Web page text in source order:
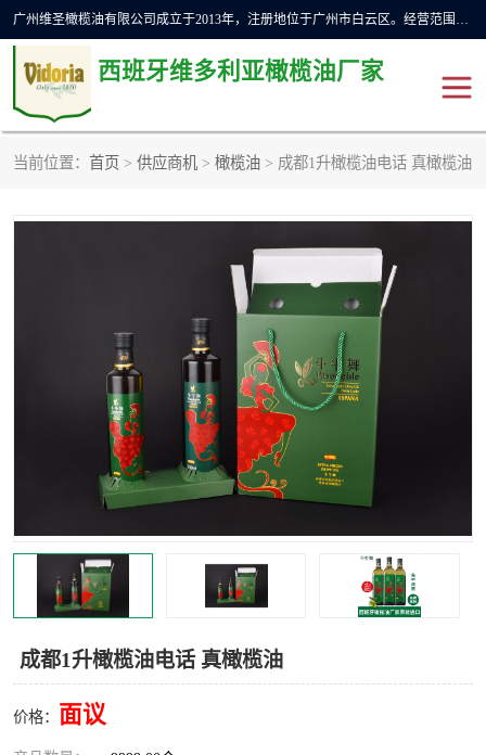
广州维圣橄榄油有限公司成立于2013年，注册地位于广州市白云区。经营范围包括饲料原料销售;畜牧渔业饲料销售;化妆品批发;贸易经纪;食品进出口等，主要产品有：橄榄果渣油，橄榄油，纯橄榄油等。
西班牙维多利亚橄榄油厂家
当前位置： 首页 > 供应商机 > 橄榄油 > 成都1升橄榄油电话 真橄榄油
成都1升橄榄油电话 真橄榄油
价格： 面议
精炼橄榄油